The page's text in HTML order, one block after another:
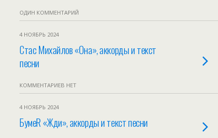
ОДИН КОММЕНТАРИЙ
4 НОЯБРЬ 2024
Стас Михайлов «Она», аккорды и текст
песни
КОММЕНТАРИЕВ НЕТ
4 НОЯБРЬ 2024
БумеR «Жди», аккорды и текст песни